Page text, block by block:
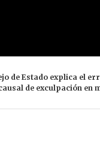
de Estado explica el
de exculpación en